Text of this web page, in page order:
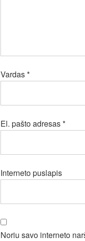
Vardas*
El. pašto adresas*
Interneto puslapis
Noriu savo interneto